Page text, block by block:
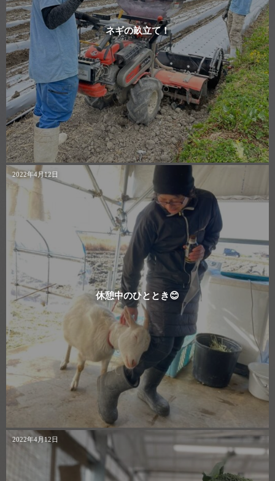
ネギの畝立て！
2022年4月12日
休憩中のひととき😊
2022年4月12日